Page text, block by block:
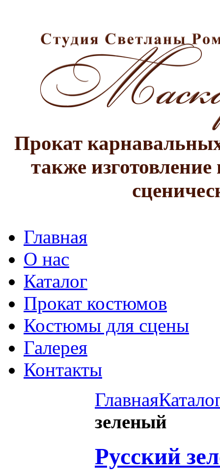
Прокат
также
Главная
О нас
Каталог
Прокат костюмов
Костюмы для сцены
Галерея
Контакты
Главная
зеленый
Русский